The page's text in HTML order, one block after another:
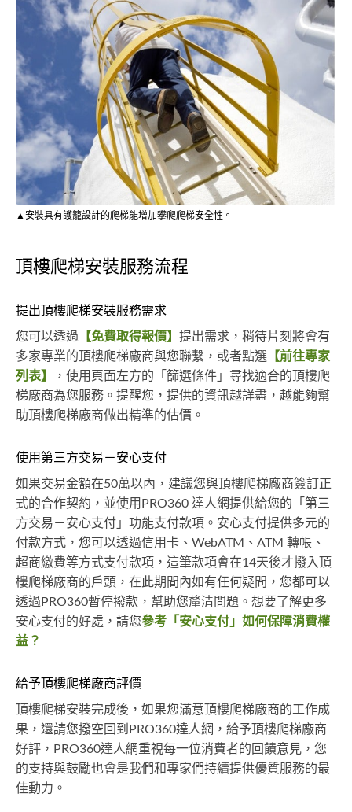
▲安裝具有護籠設計的爬梯能增加攀爬爬梯安全性。
頂樓爬梯安裝服務流程
提出頂樓爬梯安裝服務需求
您可以透過 【免費取得報價】 提出需求，稍待片刻將會有
多家專業的頂樓爬梯廠商與您聯繫，或者點選 【前往專家
列表】
，使用頁面左方的「篩選條件」尋找適合的頂樓爬
梯廠商為您服務。提醒您，提供的資訊越詳盡，越能夠幫
助頂樓爬梯廠商做出精準的估價。
使用第三方交易－安心支付
如果交易金額在50萬以內，建議您與頂樓爬梯廠商簽訂正
式的合作契約，並使用PRO360 達人網提供給您的「第三
方交易－安心支付」功能支付款項。安心支付提供多元的
付款方式，您可以透過信用卡、WebATM、ATM 轉帳、
超商繳費等方式支付款項，這筆款項會在14天後才撥入頂
樓爬梯廠商的戶頭，在此期間內如有任何疑問，您都可以
透過PRO360暫停撥款，幫助您釐清問題。想要了解更多
安心支付的好處，請您參考「安心支付」如何保障消費權
益？
給予頂樓爬梯廠商評價
頂樓爬梯安裝完成後，如果您滿意頂樓爬梯廠商的工作成
果，還請您撥空回到PRO360達人網，給予頂樓爬梯廠商
好評，PRO360達人網重視每一位消費者的回饋意見，您
的支持與鼓勵也會是我們和專家們持續提供優質服務的最
佳動力。